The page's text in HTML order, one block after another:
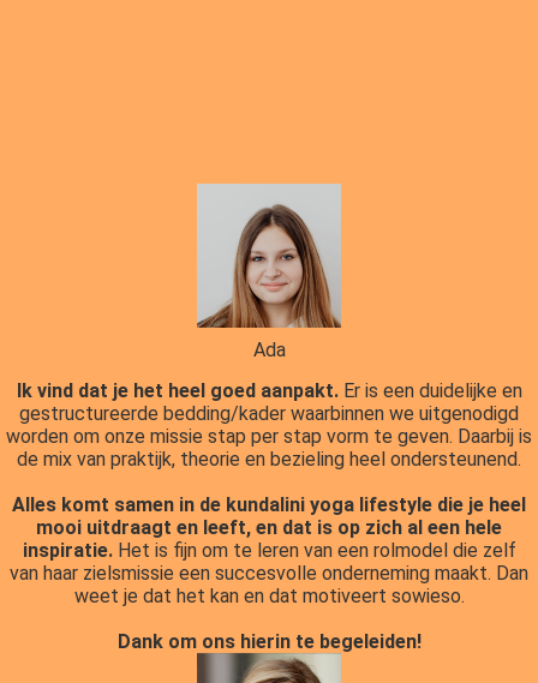
Ada
Ik vind dat je het heel goed aanpakt. Er is een duidelijke en
gestructureerde bedding/kader waarbinnen we uitgenodigd
worden om onze missie stap per stap vorm te geven. Daarbij is
de mix van praktijk, theorie en bezieling heel ondersteunend.
Alles komt samen in de kundalini yoga lifestyle die je heel
mooi uitdraagt en leeft, en dat is op zich al een hele
inspiratie.Het is fijn om te leren van een rolmodel die zelf
van haar zielsmissie een succesvolle onderneming maakt. Dan
weet je dat het kan en dat motiveert sowieso.
Dank om ons hierin te begeleiden!